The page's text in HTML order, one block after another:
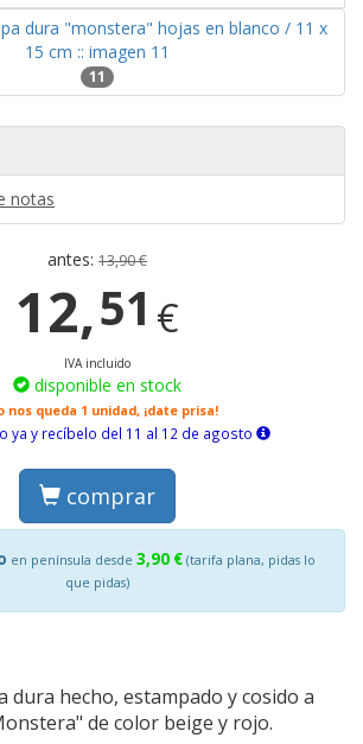
11
notas
antes: 13,90 €
12,51 €
IVA incluido
disponible en stock
nos queda 1 unidad, ¡date prisa!
ya y recíbelo del 11 al 12 de agosto
comprar
en península desde 3,90 € (tarifa plana, pidas lo
que pidas)
dura hecho, estampado y cosido a
de color beige y rojo.